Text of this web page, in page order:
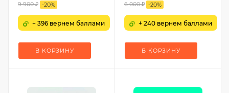
9 900₽ -20%
+ 396 вернем баллами
В КОРЗИНУ
6 000₽ -20%
+ 240 вернем баллами
В КОРЗИНУ